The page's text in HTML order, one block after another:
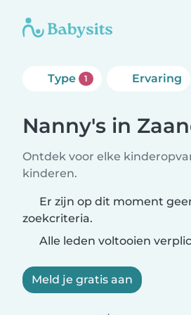
Type 1 Ervaring
Nanny's in
Ontdek voor elke
kinderen.
Er zijn op dit moment
zoekcriteria.
Alle leden voltooien
Meld je gratis aan